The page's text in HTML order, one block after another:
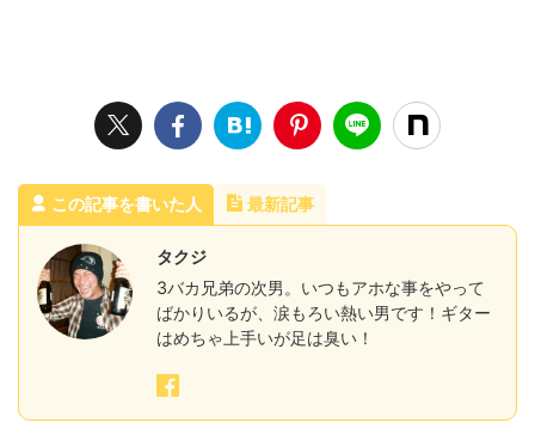
この記事を書いた人 最新記事
タクジ
3バカ兄弟の次男。いつもアホな事をやって
ばかりいるが、涙もろい熱い男です！ギター
はめちゃ上手いが足は臭い！